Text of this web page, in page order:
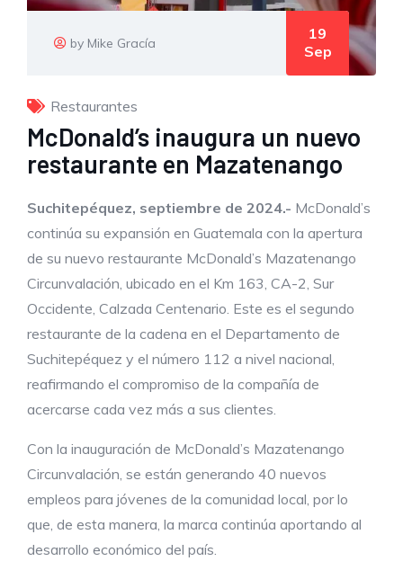
by Mike Gracía
19
Sep
Restaurantes
McDonald’s inaugura un nuevo
restaurante en Mazatenango
Suchitepéquez, septiembre de 2024.- McDonald’s
continúa su expansión en Guatemala con la apertura
de su nuevo restaurante McDonald’s Mazatenango
Circunvalación, ubicado en el Km 163, CA-2, Sur
Occidente, Calzada Centenario. Este es el segundo
restaurante de la cadena en el Departamento de
Suchitepéquez y el número 112 a nivel nacional,
reafirmando el compromiso de la compañía de
acercarse cada vez más a sus clientes.
Con la inauguración de McDonald’s Mazatenango
Circunvalación, se están generando 40 nuevos
empleos para jóvenes de la comunidad local, por lo
que, de esta manera, la marca continúa aportando al
desarrollo económico del país.